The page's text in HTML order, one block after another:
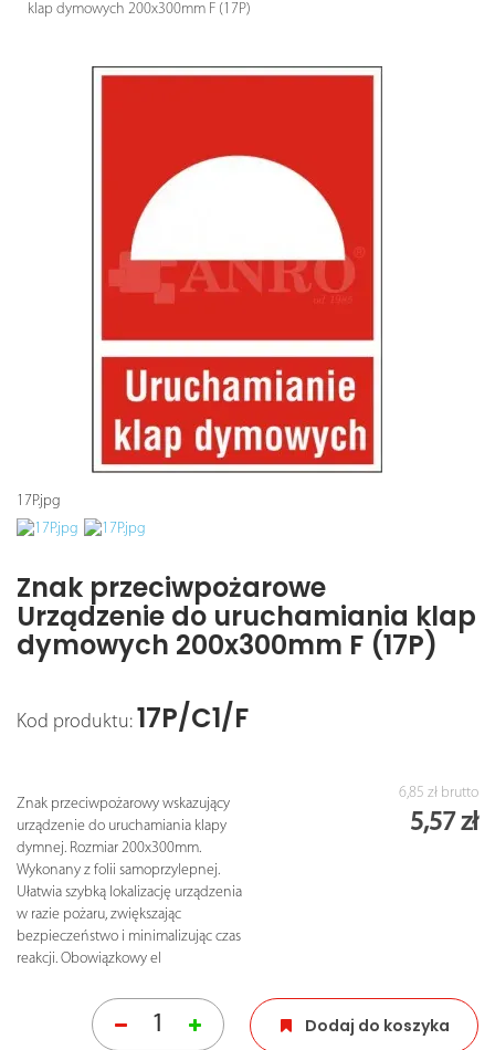
klap dymowych 200x300mm F (17P)
17P.jpg
Znak przeciwpożarowe
Urządzenie do uruchamiania klap
dymowych 200x300mm F (17P)
Kod produktu: 17P/C1/F
Znak przeciwpożarowy wskazujący
urządzenie do uruchamiania klapy
dymnej. Rozmiar 200x300mm.
Wykonany z folii samoprzylepnej.
Ułatwia szybką lokalizację urządzenia
w razie pożaru, zwiększając
bezpieczeństwo i minimalizując czas
reakcji. Obowiązkowy el
6,85 zł brutto
5,57 zł
Dodaj do koszyka